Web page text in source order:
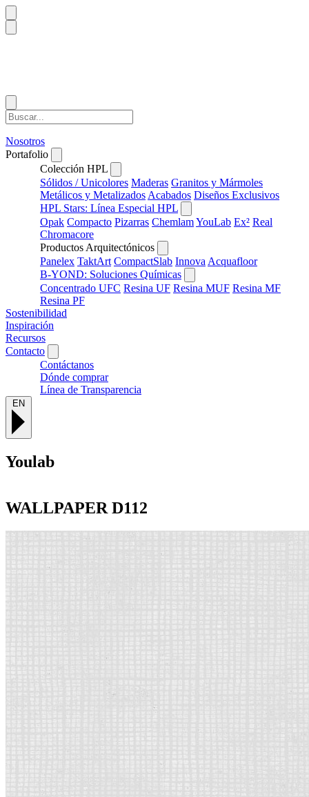
Nosotros
Portafolio
Colección HPL
Sólidos / Unicolores Maderas Granitos y Mármoles
Metálicos y Metalizados Acabados Diseños Exclusivos
HPL Stars: Línea Especial HPL
Opak Compacto Pizarras ChemlamYouLab Ex² Real
Chromacore
Productos Arquitectónicos
Panelex TaktArt CompactSlab Innova Acquafloor
B-YOND: Soluciones Químicas
Concentrado UFC Resina UF Resina MUF Resina MF
Resina PF
Sostenibilidad
Inspiración
Recursos
Contacto
Contáctanos
Dónde comprar
Línea de Transparencia
EN
Youlab
WALLPAPER D112